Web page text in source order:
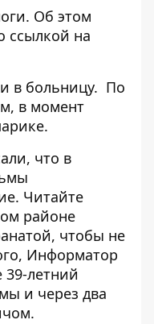
Об этом
ссылкой на
в больницу. По
в момент
что в
. Читайте
районе
чтобы не
Информатор
летний
и через два
.